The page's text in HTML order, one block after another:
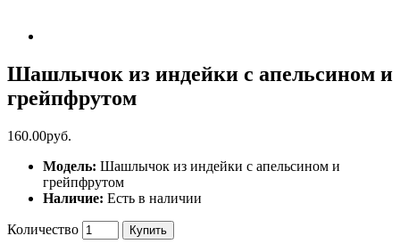
Шашлычок из индейки с апельсином и
грейпфрутом
160.00руб.
Модель: Шашлычок из индейки с апельсином и
грейпфрутом
Наличие: Есть в наличии
Количество Купить